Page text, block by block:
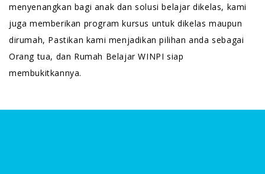
menyenangkan bagi anak dan solusi belajar dikelas, kami
juga memberikan program kursus untuk dikelas maupun
dirumah, Pastikan kami menjadikan pilihan anda sebagai
Orang tua, dan Rumah Belajar WINPI siap
membukitkannya.